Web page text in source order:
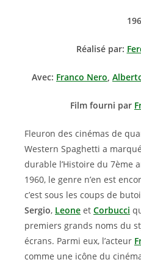
Réalisé par:
Avec: Franco Nero,
Film fourni par
Fleuron des cinémas de
Western Spaghetti a
durable l’Histoire du 7ème
1960, le genre n’en est
c’est sous les coups de
Sergio, Leone et Corbucci
premiers grands noms du
écrans. Parmi eux, l’acteur
comme une icône du